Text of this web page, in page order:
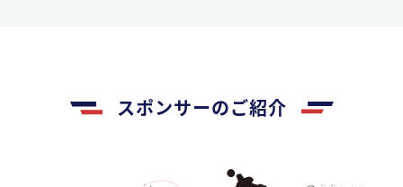
スポンサーのご紹介